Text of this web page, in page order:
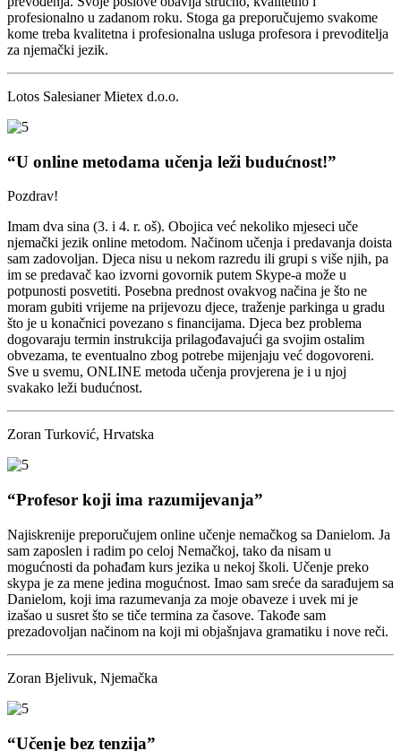
profesionalno u zadanom roku. Stoga ga preporučujemo svakome
kome treba kvalitetna i profesionalna usluga profesora i prevoditelja
za njemački jezik.
Lotos Salesianer Mietex d.o.o.
“U online metodama učenja leži budućnost!”
Pozdrav!
Imam dva sina (3. i 4. r. oš). Obojica već nekoliko mjeseci uče
njemački jezik online metodom. Načinom učenja i predavanja doista
sam zadovoljan. Djeca nisu u nekom razredu ili grupi s više njih, pa
im se predavač kao izvorni govornik putem Skype-a može u
potpunosti posvetiti. Posebna prednost ovakvog načina je što ne
moram gubiti vrijeme na prijevozu djece, traženje parkinga u gradu
što je u konačnici povezano s financijama. Djeca bez problema
dogovaraju termin instrukcija prilagođavajući ga svojim ostalim
obvezama, te eventualno zbog potrebe mijenjaju već dogovoreni.
Sve u svemu, ONLINE metoda učenja provjerena je i u njoj
svakako leži budućnost.
Zoran Turković, Hrvatska
“Profesor koji ima razumijevanja”
Najiskrenije preporučujem online učenje nemačkog sa Danielom. Ja
sam zaposlen i radim po celoj Nemačkoj, tako da nisam u
mogućnosti da pohađam kurs jezika u nekoj školi. Učenje preko
skypa je za mene jedina mogućnost. Imao sam sreće da sarađujem sa
Danielom, koji ima razumevanja za moje obaveze i uvek mi je
izašao u susret što se tiče termina za časove. Takođe sam
prezadovoljan načinom na koji mi objašnjava gramatiku i nove reči.
Zoran Bjelivuk, Njemačka
“Učenje bez tenzija”